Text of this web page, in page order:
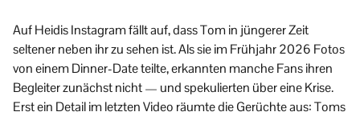
Auf Heidis Instagram fällt auf, dass Tom in jüngerer Zeit
seltener neben ihr zu sehen ist. Als sie im Frühjahr 2026 Fotos
von einem Dinner-Date teilte, erkannten manche Fans ihren
Begleiter zunächst nicht — und spekulierten über eine Krise.
Erst ein Detail im letzten Video räumte die Gerüchte aus: Toms